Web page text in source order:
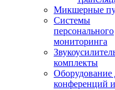
Микшерные
Системы
персонального
мониторинга
комплекты
Оборудование
конференций и